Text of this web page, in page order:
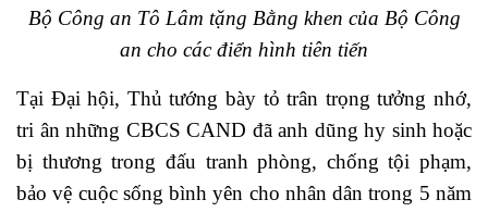
Bộ Công an Tô Lâm tặng Bằng khen của Bộ Công
an cho các điển hình tiên tiến
Tại Đại hội, Thủ tướng bày tỏ trân trọng tưởng nhớ,
tri ân những CBCS CAND đã anh dũng hy sinh hoặc
bị thương trong đấu tranh phòng, chống tội phạm,
bảo vệ cuộc sống bình yên cho nhân dân trong 5 năm